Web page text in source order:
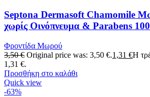
Septona Dermasoft Chamomile
χωρίς Οινόπνευμα & Parabens
Φροντίδα Μωρού
3,50€ Original price was: 3,50 €.1,31 €Η
1,31 €.
Προσθήκη στο καλάθι
Quick view
-63%